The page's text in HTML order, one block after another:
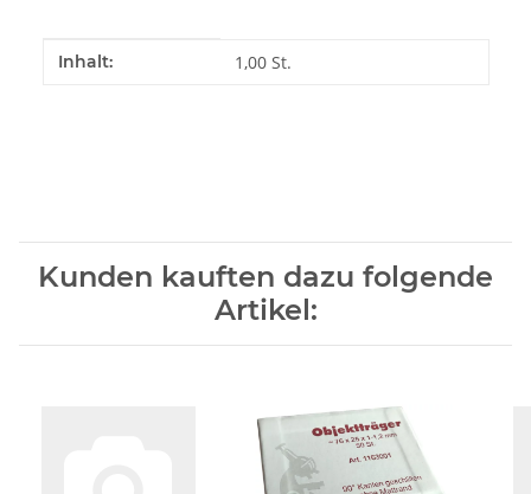
Produkteigenschaft
Wert
Inhalt: 1,00 St.
Kunden kauften dazu folgende
Artikel: